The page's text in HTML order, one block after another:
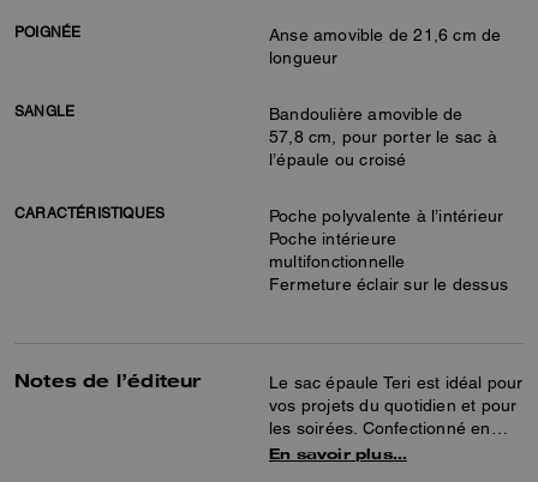
POIGNÉE
Anse amovible de 21,6 cm de
longueur
SANGLE
Bandoulière amovible de
57,8 cm, pour porter le sac à
l’épaule ou croisé
CARACTÉRISTIQUES
Poche polyvalente à l’intérieur
Poche intérieure
multifonctionnelle
Fermeture éclair sur le dessus
Notes de l’éditeur
Le sac épaule Teri est idéal pour
vos projets du quotidien et pour
les soirées. Confectionné en
cuir à grain maroquiné raffiné,
En savoir plus…